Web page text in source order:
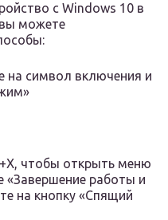
с Windows 10 в
можете
на символ включения и
чтобы открыть меню
«Завершение работы и
на кнопку «Спящий